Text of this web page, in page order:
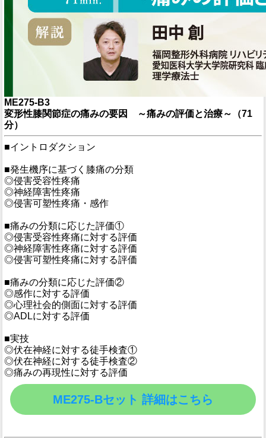
ME275-B3
変形性膝関節症の痛みの要因 ～痛みの評価と治療～（71
分）
■イントロダクション
■発生機序に基づく膝痛の分類
◎侵害受容性疼痛
◎神経障害性疼痛
◎侵害可塑性疼痛・感作
■痛みの分類に応じた評価①
◎侵害受容性疼痛に対する評価
◎神経障害性疼痛に対する評価
◎侵害可塑性疼痛に対する評価
■痛みの分類に応じた評価②
◎感作に対する評価
◎心理社会的側面に対する評価
◎ADLに対する評価
■実技
◎伏在神経に対する徒手検査①
◎伏在神経に対する徒手検査②
◎痛みの再現性に対する評価
ME275-Bセット 詳細はこちら